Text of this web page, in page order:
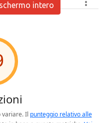
intero